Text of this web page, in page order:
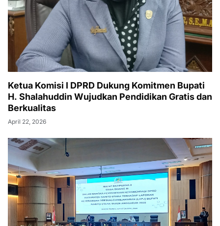
Ketua Komisi I DPRD Dukung Komitmen Bupati
H. Shalahuddin Wujudkan Pendidikan Gratis dan
Berkualitas
April 22, 2026